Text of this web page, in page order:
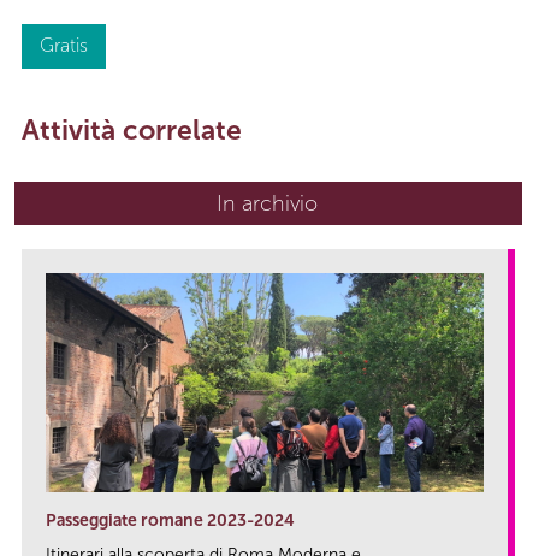
Gratis
Attività correlate
In archivio
Passeggiate romane 2023-2024